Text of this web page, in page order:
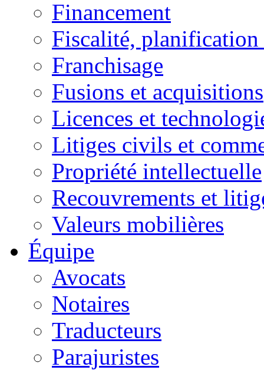
Financement
Fiscalité, planification
Franchisage
Fusions et acquisitions
Licences et
Litiges civils et
Propriété intellectuelle
Recouvrements et
Valeurs mobilières
Équipe
Avocats
Notaires
Traducteurs
Parajuristes